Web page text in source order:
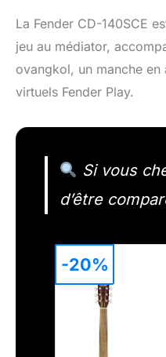
La Fender CD-140SCE
jeu au médiator,
ovangkol, un manche
virtuels Fender Play.
Si vous
d’être
-20%